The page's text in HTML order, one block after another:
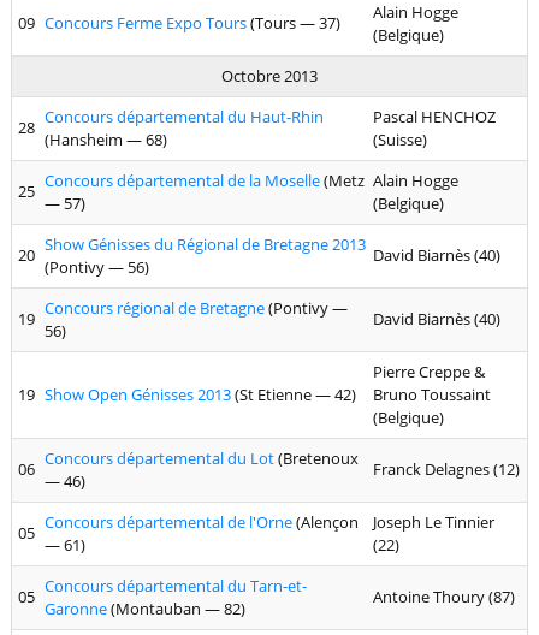
09 Concours Ferme Expo Tours(Tours — 37)
Alain Hogge
(Belgique)
Octobre 2013
28 Concours départemental du Haut-Rhin
(Hansheim — 68)
Pascal HENCHOZ
(Suisse)
25 Concours départemental de la Moselle(Metz
— 57)
Alain Hogge
(Belgique)
20 Show Génisses du Régional de Bretagne 2013
(Pontivy — 56)
David Biarnès (40)
19 Concours régional de Bretagne(Pontivy —
56)
David Biarnès (40)
19 Show Open Génisses 2013(St Etienne — 42)
Pierre Creppe &
Bruno Toussaint
(Belgique)
06 Concours départemental du Lot(Bretenoux
— 46)
Franck Delagnes (12)
05 Concours départemental de l'Orne(Alençon
— 61)
Joseph Le Tinnier
(22)
05 Concours départemental du Tarn-et-
Garonne(Montauban — 82)
Antoine Thoury (87)